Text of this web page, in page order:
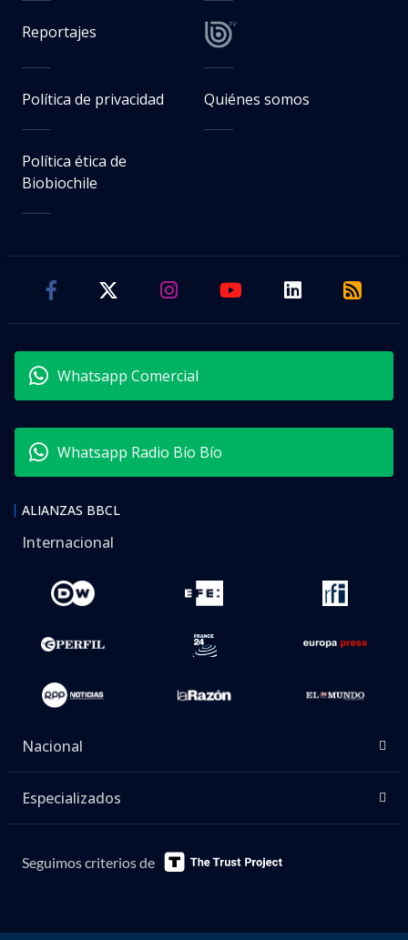
Reportajes
Política de privacidad Quiénes somos
Política ética de
Biobiochile
Whatsapp Comercial
Whatsapp Radio Bío Bío
ALIANZAS BBCL
Internacional
Nacional
Especializados
Seguimos criterios de